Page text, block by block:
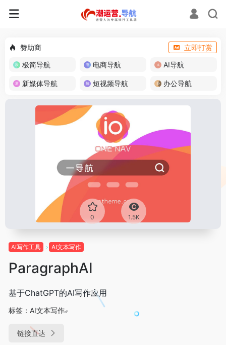
赞助商
立即打赏
极简导航
电商导航 AI导航
新媒体导航 短视频导航 办公导航
0 1.5K
Al写作工具 AI文本写作
ParagraphAI
基于ChatGPT的AI写作应用
标签： AI文本写作
链接直达